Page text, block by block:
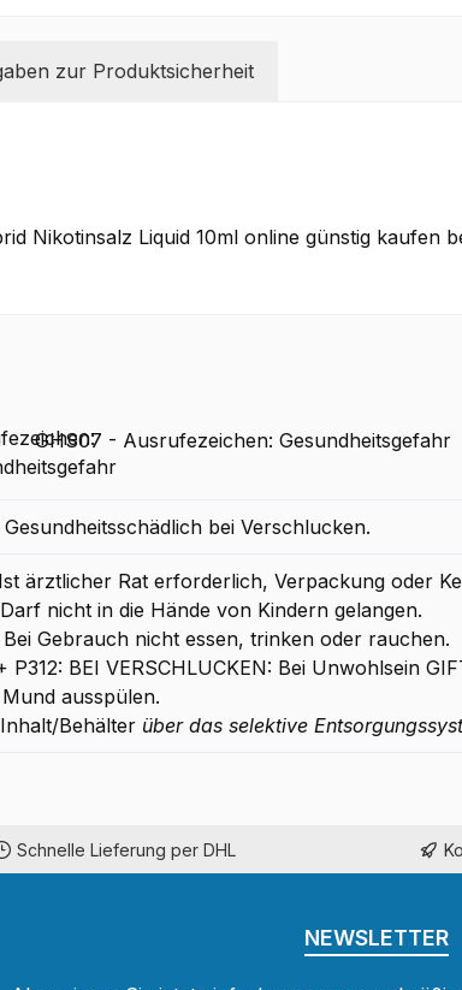
zur Produktsicherheit
Nikotinsalz Liquid 10ml online günstig kaufen
GHS07 - Ausrufezeichen: Gesundheitsgefahr
Gesundheitsschädlich bei Verschlucken.
Ist ärztlicher Rat erforderlich, Verpackung oder
nicht in die Hände von Kindern gelangen.
Bei Gebrauch nicht essen, trinken oder rauchen.
P312: BEI VERSCHLUCKEN: Bei Unwohlsein
ausspülen.
Behälter über das selektive
Schnelle Lieferung per DHL
NEWSLETTER